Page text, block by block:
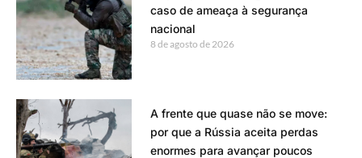
caso de ameaça à segurança
nacional
8 de agosto de 2026
A frente que quase não se move:
por que a Rússia aceita perdas
enormes para avançar poucos